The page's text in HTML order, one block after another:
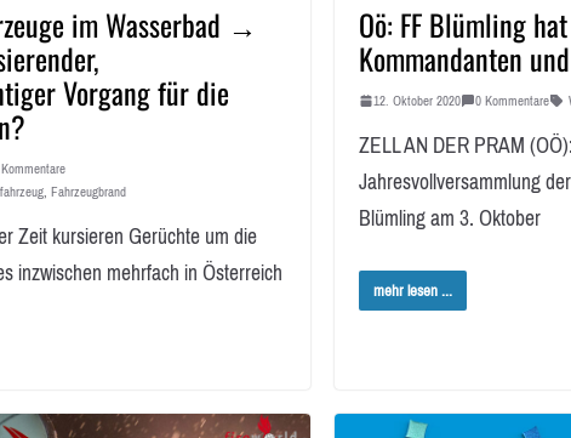
im Wasserbad →
Vorgang für die
, Fahrzeugbrand
Zeit kursieren Gerüchte um die
inzwischen mehrfach in Österreich
Oö: FF Blümling
Kommandanten
12. Oktober 2020 0 Kommentare
ZELL AN DER PRAM
Jahresvollversammlung
Blümling am 3. Oktober
mehr lesen ...